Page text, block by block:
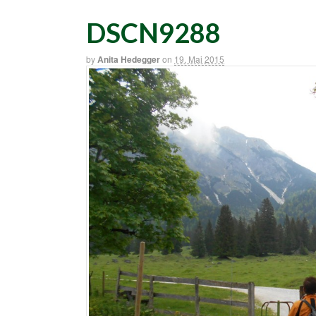
DSCN9288
byAnita Hedeggeron 19. Mai 2015